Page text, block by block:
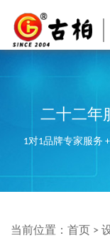
二十二年
1对1品牌专家服务
当前位置： 首页 >